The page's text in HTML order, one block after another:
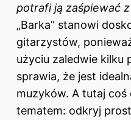
potrafi ją zaśpiewać
„Barka” stanowi
gitarzystów,
użyciu zaledwie kilku
sprawia, że jest
muzyków. A tutaj
tematem: odkryj